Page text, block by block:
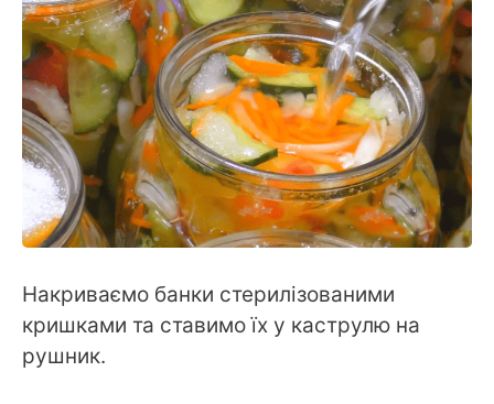
Накриваємо банки стерилізованими
кришками та ставимо їх у каструлю на
рушник.